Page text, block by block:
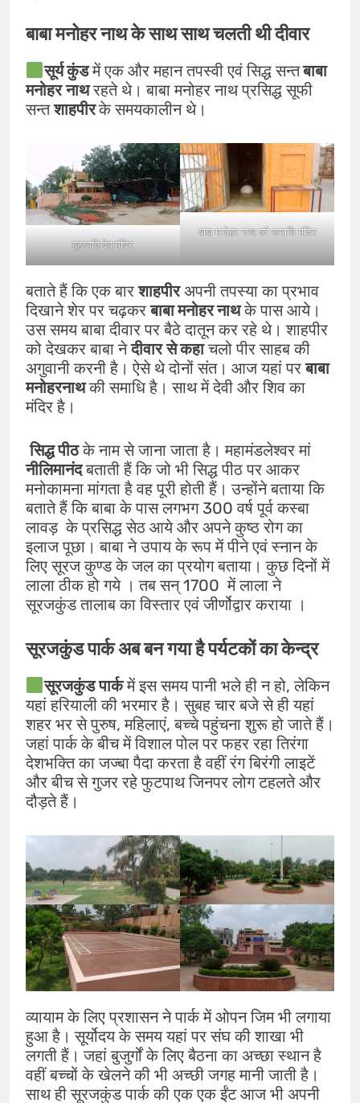
बाबा मनोहर नाथ के साथ साथ चलती थी दीवार
सूर्य कुंडमें एक और महान तपस्वी एवं सिद्ध सन्तबाबा
मनोहर नाथरहते थे। बाबा मनोहर नाथ प्रसिद्ध सूफी
सन्तशाहपीरके समयकालीन थे।
बृहस्पति देव मंदिर
बाबा मनोहर नाथ की समाधि मंदिर
बताते हैं कि एक बारशाहपीरअपनी तपस्या का प्रभाव
दिखाने शेर पर चढ़करबाबा मनोहर नाथके पास आये।
उस समय बाबा दीवार पर बैठे दातून कर रहे थे। शाहपीर
को देखकर बाबा नेदीवार से कहाचलो पीर साहब की
अगुवानी करनी है। ऐसे थे दोनों संत। आज यहां परबाबा
मनोहरनाथकी समाधि है। साथ में देवी और शिव का
मंदिर है।
सिद्ध पीठके नाम से जाना जाता है। महामंडलेश्वर मां
नीलिमानंदबताती हैं कि जो भी सिद्ध पीठ पर आकर
मनोकामना मांगता है वह पूरी होती हैं। उन्होंने बताया कि
बताते हैं कि बाबा के पास लगभग 300 वर्ष पूर्व कस्बा
लावड़ के प्रसिद्ध सेठ आये और अपने कुष्ठ रोग का
इलाज पूछा। बाबा ने उपाय के रूप में पीने एवं स्नान के
लिए सूरज कुण्ड के जल का प्रयोग बताया। कुछ दिनों में
लाला ठीक हो गये । तब सन् 1700 में लाला ने
सूरजकुंड तालाब का विस्तार एवं जीर्णोद्वार कराया ।
सूरजकुंड पार्क अब बन गया है पर्यटकों का केन्द्र
सूरजकुंड पार्कमें इस समय पानी भले ही न हो, लेकिन
यहां हरियाली की भरमार है। सुबह चार बजे से ही यहां
शहर भर से पुरुष, महिलाएं, बच्चे पहुंचना शुरू हो जाते हैं।
जहां पार्क के बीच में विशाल पोल पर फहर रहा तिरंगा
देशभक्ति का जज्बा पैदा करता है वहीं रंग बिरंगी लाइटें
और बीच से गुजर रहे फुटपाथ जिनपर लोग टहलते और
दौड़ते हैं।
व्यायाम के लिए प्रशासन ने पार्क में ओपन जिम भी लगाया
हुआ है। ‌सूर्योदय के समय यहां पर संघ की शाखा भी
लगती हैं। जहां बुजुर्गों के लिए बैठना का अच्छा स्थान है
वहीं बच्चों के ‌खेलने की भी अच्छी जगह मानी जाती है।
साथ ही सूरजकुंड पार्क की एक एक ईंट आज भी अपनी